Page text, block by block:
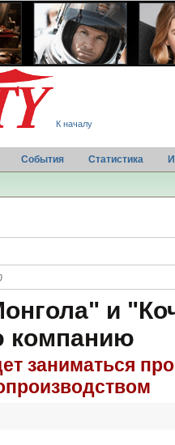
К началу
События Статистика
и
компанию
заниматься